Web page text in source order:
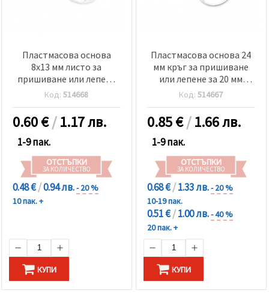
Пластмасова основа
8x13 мм листо за
пришиване или лепене
за 5x10 мм акрилен
камък цвят прозрачен -
10 броя
Код:514668
0.60€/1.17 лв.
1-9 пак.
ОТСТЪПКИ
ЗА КОЛИЧЕСТВО
0.48 €/0.94 лв.- 20 %
10 пак. +
КУПИ
Пластмасова основа 24
мм кръг за пришиване
или лепене за 20 мм
акрилен камък цвят
прозрачен - 5 броя
Код:514667
0.85€/1.66 лв.
1-9 пак.
ОТСТЪПКИ
ЗА КОЛИЧЕСТВО
0.68 €/1.33 лв.- 20 %
10-19 пак.
0.51 €/1.00 лв.- 40 %
20 пак. +
КУПИ